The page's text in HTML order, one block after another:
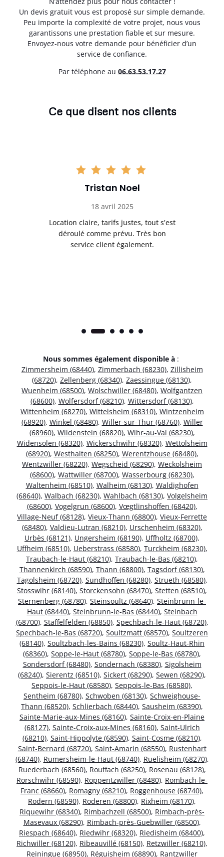
Un devis gratuit vous est proposé sur simple demande.
Peu importe la complexité de votre projet, nous vous
garantissons une prestation fiable et sur mesure.
Envoyez-nous votre demande pour bénéficier d’un
service de confiance.
Par téléphone au 06.63.53.17.27
Ce que disent nos clients
Tristan Noel
18 avril 2025
Location claire, tarifs justes, tout s’est
déroulé comme prévu. Très bon
service client également.
Nous sommes également disponible à :
Zimmersheim (68440), Zimmerbach (68230), Zillisheim
(68720), Zellenberg (68340), Zaessingue (68130),
Wuenheim (68500), Wolschwiller (68480), Wolfgantzen
(68600), Wolfersdorf (68210), Wittersdorf (68130),
Wittenheim (68270), Wittelsheim (68310), Wintzenheim
(68920), Winkel (68480), Willer-sur-Thur (68760), Willer
(68960), Wildenstein (68820), Wihr-au-Val (68230),
Widensolen (68320), Wickerschwihr (68320), Wettolsheim
(68920), Westhalten (68250), Werentzhouse (68480),
Wentzwiller (68220), Wegscheid (68290), Weckolsheim
(68600), Wattwiller (68700), Wasserbourg (68230),
Waltenheim (68510), Walheim (68130), Waldighofen
(68640), Walbach (68230), Wahlbach (68130), Volgelsheim
(68600), Vogelgrun (68600), Vœgtlinshoffen (68420),
Village-Neuf (68128), Vieux-Thann (68800), Vieux-Ferrette
(68480), Valdieu-Lutran (68210), Urschenheim (68320),
Urbès (68121), Ungersheim (68190), Uffholtz (68700),
Uffheim (68510), Ueberstrass (68580), Turckheim (68230),
Traubach-le-Haut (68210), Traubach-le-Bas (68210),
Thannenkirch (68590), Thann (68800), Tagsdorf (68130),
Tagolsheim (68720), Sundhoffen (68280), Strueth (68580),
Stosswihr (68140), Storckensohn (68470), Stetten (68510),
Sternenberg (68780), Steinsoultz (68640), Steinbrunn-le-
Haut (68440), Steinbrunn-le-Bas (68440), Steinbach
(68700), Staffelfelden (68850), Spechbach-le-Haut (68720),
Spechbach-le-Bas (68720), Soultzmatt (68570), Soultzeren
(68140), Soultzbach-les-Bains (68230), Soultz-Haut-Rhin
(68360), Soppe-le-Haut (68780), Soppe-le-Bas (68780),
Sondersdorf (68480), Sondernach (68380), Sigolsheim
(68240), Sierentz (68510), Sickert (68290), Sewen (68290),
Seppois-le-Haut (68580), Seppois-le-Bas (68580),
Sentheim (68780), Schwoben (68130), Schweighouse-
Thann (68520), Schlierbach (68440), Sausheim (68390),
Sainte-Marie-aux-Mines (68160), Sainte-Croix-en-Plaine
(68127), Sainte-Croix-aux-Mines (68160), Saint-Ulrich
(68210), Saint-Hippolyte (68590), Saint-Cosme (68210),
Saint-Bernard (68720), Saint-Amarin (68550), Rustenhart
(68740), Rumersheim-le-Haut (68740), Ruelisheim (68270),
Ruederbach (68560), Rouffach (68250), Rosenau (68128),
Rorschwihr (68590), Roppentzwiller (68480), Rombach-le-
Franc (68660), Romagny (68210), Roggenhouse (68740),
Rodern (68590), Roderen (68800), Rixheim (68170),
Riquewihr (68340), Rimbachzell (68500), Rimbach-près-
Masevaux (68290), Rimbach-près-Guebwiller (68500),
Riespach (68640), Riedwihr (68320), Riedisheim (68400),
Richwiller (68120), Ribeauvillé (68150), Retzwiller (68210),
Reiningue (68950), Réguisheim (68890), Rantzwiller